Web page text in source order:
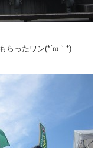
らったワン(*´ω｀*)